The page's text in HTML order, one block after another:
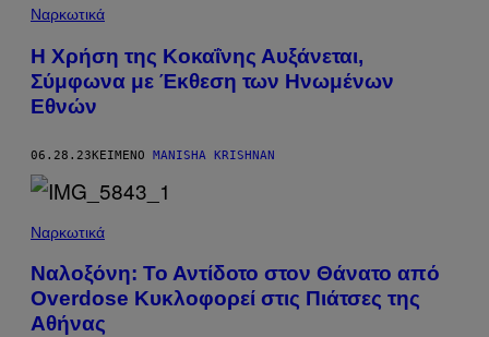
Ναρκωτικά
Η Χρήση της Κοκαΐνης Αυξάνεται,
Σύμφωνα με Έκθεση των Ηνωμένων
Εθνών
06.28.23ΚΕΊΜΕΝΟ MANISHA KRISHNAN
Ναρκωτικά
Ναλοξόνη: Το Αντίδοτο στον Θάνατο από
Overdose Κυκλοφορεί στις Πιάτσες της
Αθήνας